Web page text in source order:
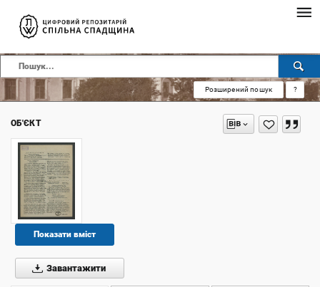
Розширений пошук ?
ОБ'ЄКТ
Показати вміст
Завантажити